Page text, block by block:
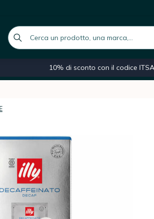
global.search.placeholder
Caffè italiano Macchina caffè
10% di sconto con il codice
dei clienti